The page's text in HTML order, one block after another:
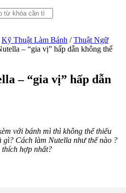
Kỹ Thuật Làm Bánh / Thuật Ngữ
– “gia vị” hấp dẫn không thể
– “gia vị” hấp dẫn
với bánh mì thì không thể thiếu
Cách làm Nutella như thế nào ?
hợp nhất?